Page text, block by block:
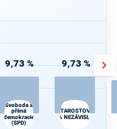
9,73 %
Svoboda a
přímá
demokracie
(SPD)
9,73 %
STAROSTOVÉ
A NEZÁVISLÍ